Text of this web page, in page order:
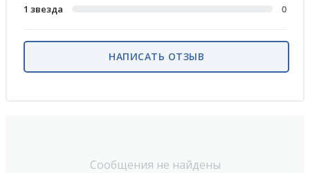
Сообщения не найдены
1 звезда
0
НАПИСАТЬ ОТЗЫВ